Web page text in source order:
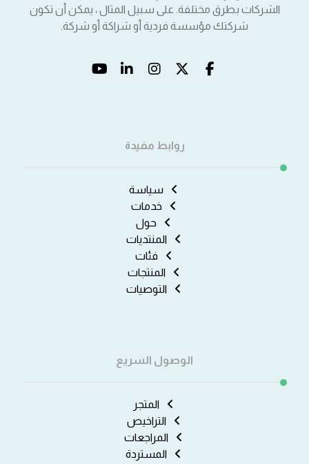
الشركات بطرق مختلفة. على سبيل المثال ، يمكن أن تكون
شركتك مؤسسة فردية أو شراكة أو شركة.
روابط مفيدة
سياسة
خدمات
حول
المنتديات
فئات
المنتجات
التوصيات
الوصول السريع
المتجر
التراخيص
المراجعات
المستردة